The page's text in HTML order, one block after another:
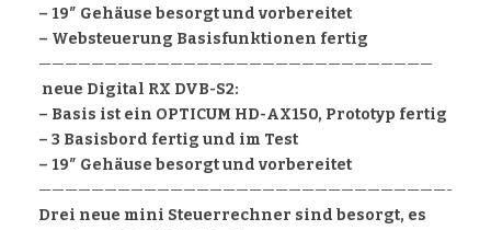
– 19″ Gehäuse besorgt und vorbereitet
– Websteuerung Basisfunktionen fertig
——————————————————————————————
neue Digital RX DVB-S2:
– Basis ist ein OPTICUM HD-AX150, Prototyp fertig
– 3 Basisbord fertig und im Test
– 19″ Gehäuse besorgt und vorbereitet
———————————————————————————————-
Drei neue mini Steuerrechner sind besorgt, es